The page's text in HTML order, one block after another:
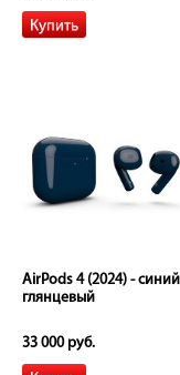
AirPods 4 (2024) - синий
глянцевый
33 000 руб.